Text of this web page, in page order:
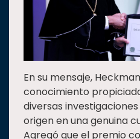
En su mensaje,
conocimiento
diversas
origen en una genuina
Agregó que el premio